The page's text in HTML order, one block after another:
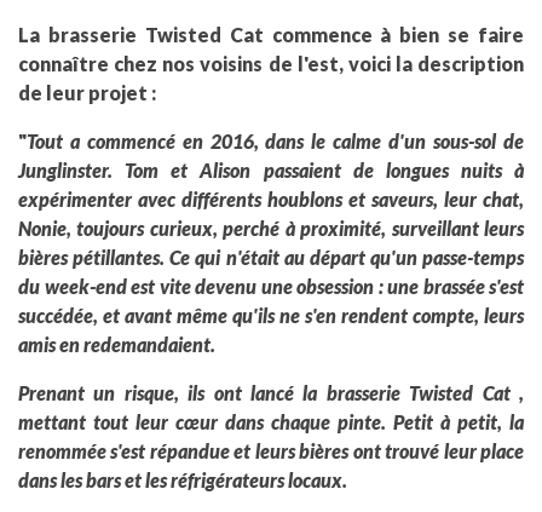
La brasserie Twisted Cat commence à bien se faire
connaître chez nos voisins de l'est, voici la description
de leur projet :
"Tout a commencé en 2016, dans le calme d'un sous-sol de
Junglinster. Tom et Alison passaient de longues nuits à
expérimenter avec différents houblons et saveurs, leur chat,
Nonie, toujours curieux, perché à proximité, surveillant leurs
bières pétillantes. Ce qui n'était au départ qu'un passe-temps
du week-end est vite devenu une obsession : une brassée s'est
succédée, et avant même qu'ils ne s'en rendent compte, leurs
amis en redemandaient.
Prenant un risque, ils ont lancé la brasserie Twisted Cat ,
mettant tout leur cœur dans chaque pinte. Petit à petit, la
renommée s'est répandue et leurs bières ont trouvé leur place
dans les bars et les réfrigérateurs locaux.